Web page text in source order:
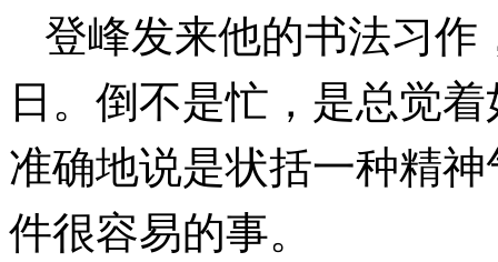
登峰发来他的书法习
日。倒不是忙，是总觉
准确地说是状括一种精
件很容易的事。